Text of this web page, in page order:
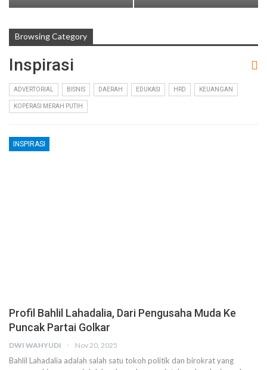
Browsing Category
Inspirasi
ADVERTORIAL BISNIS DAERAH EDUKASI HRD KEUANGAN
KOPERASI MERAH PUTIH
INSPIRASI
Profil Bahlil Lahadalia, Dari Pengusaha Muda Ke
Puncak Partai Golkar
DWI WAHYUDI Nov 20, 2025
Bahlil Lahadalia adalah salah satu tokoh politik dan birokrat yang